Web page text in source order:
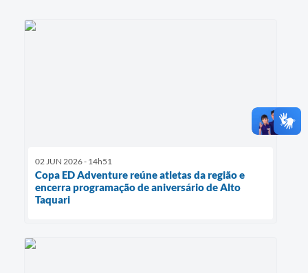
02 JUN 2026 - 14h51
Copa ED Adventure reúne atletas da região e
encerra programação de aniversário de Alto
Taquari